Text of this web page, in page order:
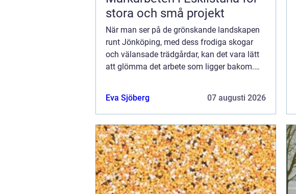
stora och små projekt
När man ser på de grönskande landskapen
runt Jönköping, med dess frodiga skogar
och välansade trädgårdar, kan det vara lätt
att glömma det arbete som ligger bakom.
Eva Sjöberg
07 augusti 2026